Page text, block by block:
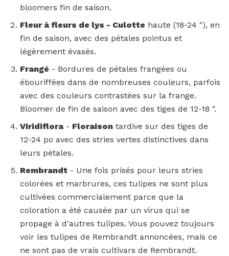
bloomers fin de saison.
Fleur à fleurs de lys - Culotte haute (18-24 "), en
fin de saison, avec des pétales pointus et
légèrement évasés.
Frangé - Bordures de pétales frangées ou
ébouriffées dans de nombreuses couleurs, parfois
avec des couleurs contrastées sur la frange.
Bloomer de fin de saison avec des tiges de 12-18 ".
Viridiflora- Floraison tardive sur des tiges de
12-24 po avec des stries vertes distinctives dans
leurs pétales.
Rembrandt - Une fois prisés pour leurs stries
colorées et marbrures, ces tulipes ne sont plus
cultivées commercialement parce que la
coloration a été causée par un virus qui se
propage à d'autres tulipes. Vous pouvez toujours
voir les tulipes de Rembrandt annoncées, mais ce
ne sont pas de vrais cultivars de Rembrandt.